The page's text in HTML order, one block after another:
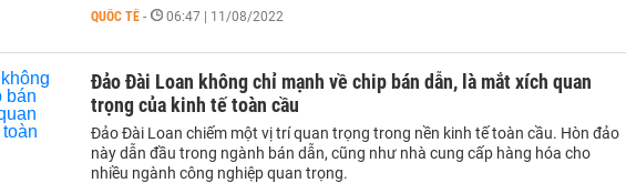
QUỐC TẾ - 06:47 | 11/08/2022
Đảo Đài Loan không chỉ mạnh về chip bán dẫn, là mắt xích quan
trọng của kinh tế toàn cầu
Đảo Đài Loan chiếm một vị trí quan trọng trong nền kinh tế toàn cầu. Hòn đảo
này dẫn đầu trong ngành bán dẫn, cũng như nhà cung cấp hàng hóa cho
nhiều ngành công nghiệp quan trọng.